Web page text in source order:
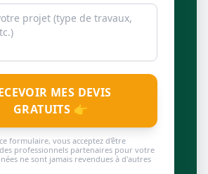
MES DEVIS
GRATUITS 👉
formulaire, vous acceptez d'être
professionnels partenaires pour votre
ne sont jamais revendues à d'autres